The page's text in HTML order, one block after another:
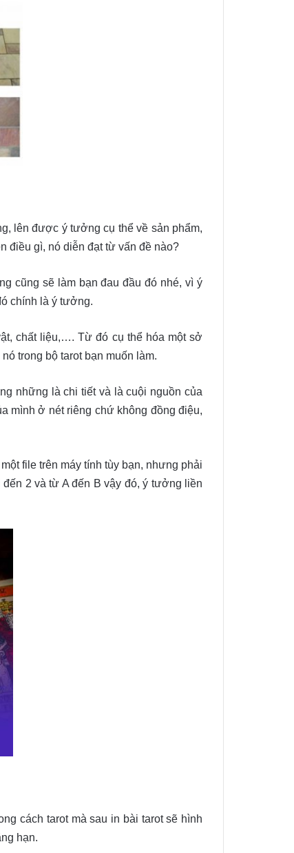
lên được ý tưởng cụ thể về sản phẩm,
điều gì, nó diễn đạt từ vấn đề nào?
cũng sẽ làm bạn đau đầu đó nhé, vì ý
chính là ý tưởng.
chất liệu,…. Từ đó cụ thể hóa một sở
trong bộ tarot bạn muốn làm.
những là chi tiết và là cuội nguồn của
mình ở nét riêng chứ không đồng điệu,
file trên máy tính tùy bạn, nhưng phải
2 và từ A đến B vậy đó, ý tưởng liền
cách tarot mà sau in bài tarot sẽ hình
hạn.